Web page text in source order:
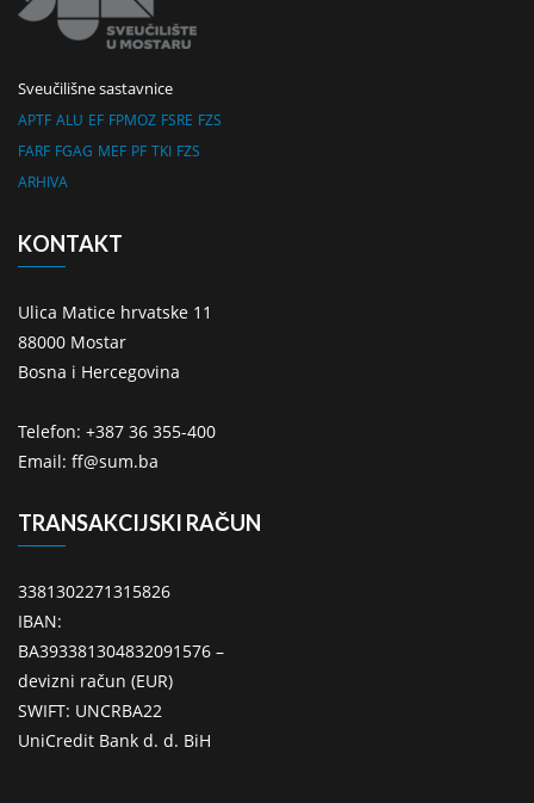
Sveučilišne sastavnice
APTF ALU EF FPMOZ FSRE FZS
FARF FGAG MEF PF TKI FZS
ARHIVA
KONTAKT
Ulica Matice hrvatske 11
88000 Mostar
Bosna i Hercegovina
Telefon: +387 36 355-400
Email: ff@sum.ba
TRANSAKCIJSKI RAČUN
3381302271315826
IBAN:
BA393381304832091576 –
devizni račun (EUR)
SWIFT: UNCRBA22
UniCredit Bank d. d. BiH